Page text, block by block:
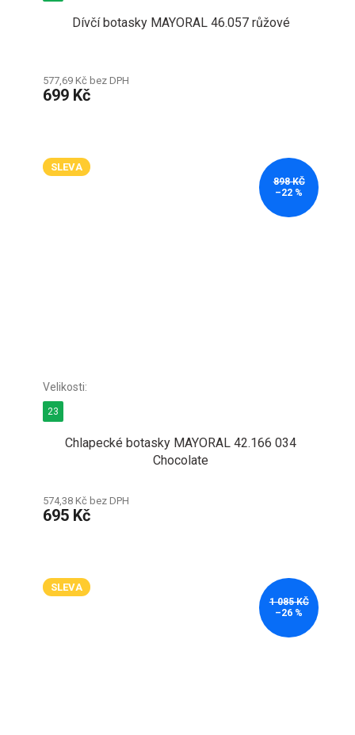
Dívčí botasky MAYORAL 46.057 růžové
577,69 Kč bez DPH
699 Kč
SLEVA
898 KČ
–22 %
Chlapecké botasky MAYORAL 42.166 034
Chocolate
574,38 Kč bez DPH
695 Kč
23
SLEVA
1 085 KČ
–26 %